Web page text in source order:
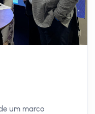
um marco